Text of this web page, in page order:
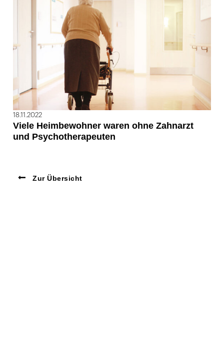
18.11.2022
Viele Heimbewohner waren ohne Zahnarzt
und Psychotherapeuten
Zur Übersicht